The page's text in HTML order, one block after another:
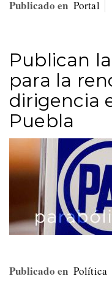
Publicado en Portal
Publican
para la
dirigencia
Puebla
Publicado en Política